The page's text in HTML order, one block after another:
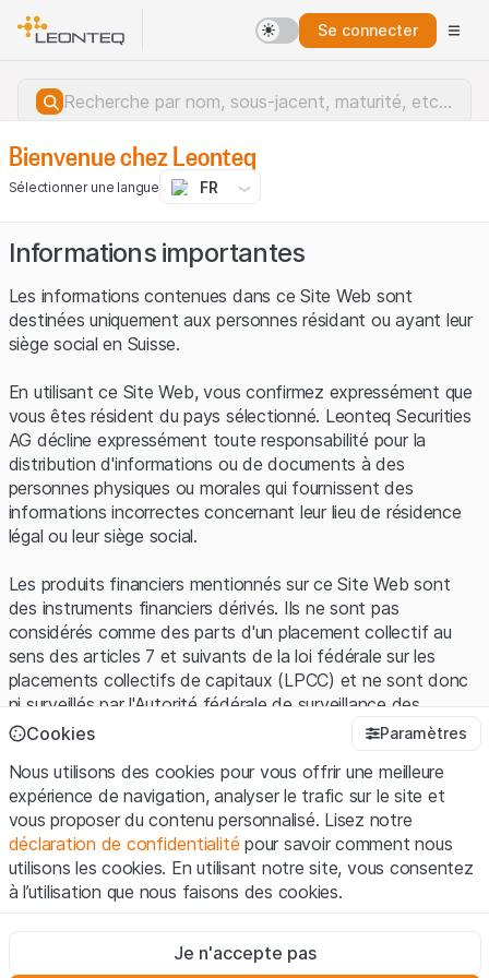
Se connecter
Erreur du serveur.
Bienvenue chez Leonteq
Sélectionner une langue FR
Informations importantes
Les informations contenues dans ce Site Web sont
destinées uniquement aux personnes résidant ou ayant leur
siège social en Suisse.
En utilisant ce Site Web, vous confirmez expressément que
vous êtes résident du pays sélectionné. Leonteq Securities
AG décline expressément toute responsabilité pour la
distribution d'informations ou de documents à des
personnes physiques ou morales qui fournissent des
informations incorrectes concernant leur lieu de résidence
légal ou leur siège social.
Les produits financiers mentionnés sur ce Site Web sont
des instruments financiers dérivés. Ils ne sont pas
considérés comme des parts d'un placement collectif au
sens des articles 7 et suivants de la loi fédérale sur les
placements collectifs de capitaux (LPCC) et ne sont donc
ni surveillés par l'Autorité fédérale de surveillance des
marchés financiers (FINMA) ni enregistrés auprès de la
protection spécifique des investisseurs prévue par la LPCC.
Conditions d'utilisation et informations juridiques
En utilisant le Site Web de Leonteq Securities AG (ci-après
"Site Web"), vous confirmez que vous avez compris et que
vous acceptez les informations juridiques, les notes
vous n'acceptez pas les Conditions d'utilisation, veuillez-
vous abstenir d'utiliser ce Site Web.
Cookies Paramètres
Nous utilisons des cookies pour vous offrir une meilleure
expérience de navigation, analyser le trafic sur le site et
vous proposer du contenu personnalisé. Lisez notre
déclaration de confidentialité pour savoir comment nous
utilisons les cookies. En utilisant notre site, vous consentez
à l’utilisation que nous faisons des cookies.
Ces cookies sont nécessaires au bon fonctionnement du site
Je n'accepte pas